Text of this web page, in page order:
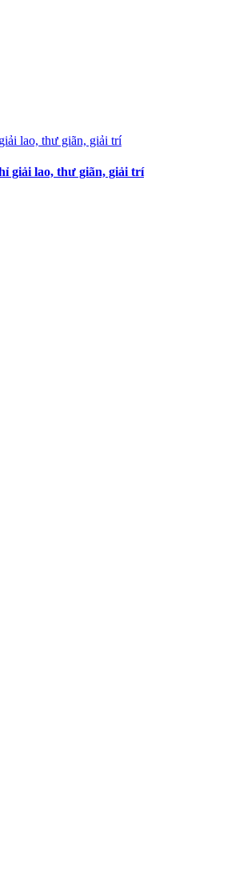
giải lao, thư giãn, giải trí